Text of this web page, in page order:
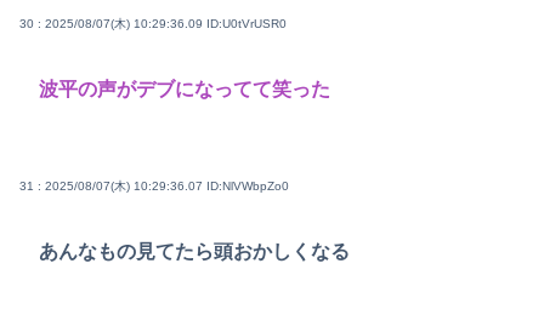
30 : 2025/08/07(木) 10:29:36.09 ID:U0tVrUSR0
波平の声がデブになってて笑った
31 : 2025/08/07(木) 10:29:36.07 ID:NlVWbpZo0
あんなもの見てたら頭おかしくなる